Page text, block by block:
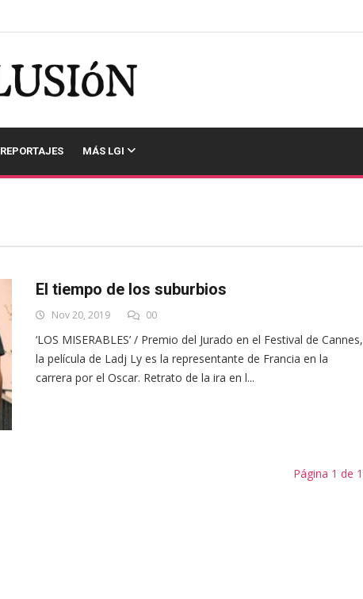
REPORTAJES MÁS LGI
El tiempo de los suburbios
Nov 20, 2019 00
‘LOS MISERABLES’ / Premio del Jurado en el Festival de Cannes,
la película de Ladj Ly es la representante de Francia en la
carrera por el Oscar. Retrato de la ira en l...
Página 1 de 1